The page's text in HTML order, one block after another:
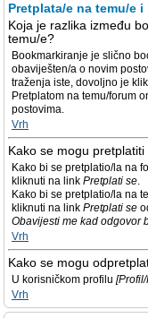
Pretplata/e na temu/e
Koja je razlika između
temu/e?
Bookmarkiranje je slično
obaviješten/a o novim
traženja iste, dovoljno je
Pretplatom na temu/forum
postovima.
Vrh
Kako se mogu
Kako bi se pretplatio/la na
kliknuti na link Pretplati se.
Kako bi se pretplatio/la na
kliknuti na link Pretplati se
Obavijesti me kad odgovor
Vrh
Kako se mogu
U korisničkom profilu
Vrh